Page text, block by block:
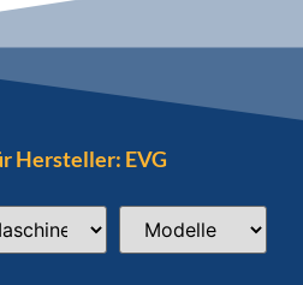
Hersteller: EVG